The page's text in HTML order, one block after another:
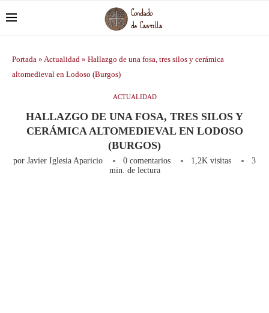
Portada » Actualidad » Hallazgo de una fosa, tres silos y cerámica
altomedieval en Lodoso (Burgos)
ACTUALIDAD
HALLAZGO DE UNA FOSA, TRES SILOS Y
CERÁMICA ALTOMEDIEVAL EN LODOSO
(BURGOS)
por Javier Iglesia Aparicio 0 comentarios 1,2K visitas
3
min. de lectura